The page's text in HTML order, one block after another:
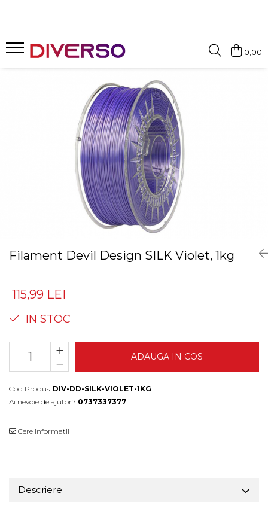
0,00
Filament Devil Design SILK Violet, 1kg
115,99 LEI
IN STOC
ADAUGA IN COS
Cod Produs: DIV-DD-SILK-VIOLET-1KG
Ai nevoie de ajutor? 0737337377
Cere informatii
Descriere